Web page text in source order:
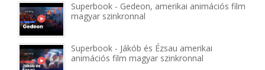
Superbook - Gedeon, amerikai animációs film
magyar szinkronnal
Superbook - Jákób és Ézsau amerikai
animációs film magyar szinkronnal